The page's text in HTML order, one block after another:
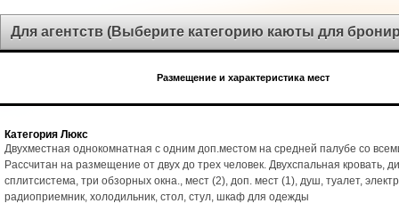
Для агентств (Выберите категорию каюты для
Размещение и характеристика мест
Категория Люкс
Двухместная однокомнатная с одним доп.местом на средней палубе со
Рассчитан на размещение от двух до трех человек. Двухспальная кровать,
сплитсистема, три обзорных окна., мест (2), доп. мест (1), душ, туалет,
радиоприемник, холодильник, стол, стул, шкаф для одежды